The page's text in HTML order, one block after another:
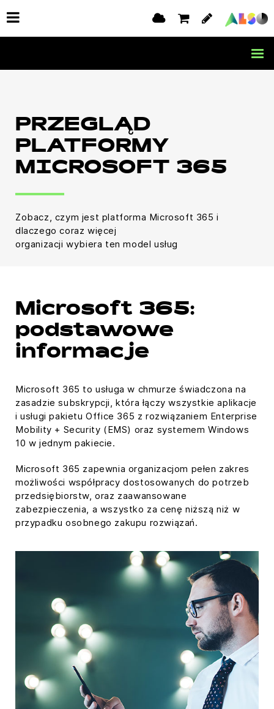
PRZEGLĄD
PLATFORMY
MICROSOFT 365
Zobacz, czym jest platforma Microsoft 365 i
dlaczego coraz więcej
organizacji wybiera ten model usług
Microsoft 365:
podstawowe
informacje
Microsoft 365 to usługa w chmurze świadczona na
zasadzie subskrypcji, która łączy wszystkie aplikacje
i usługi pakietu Office 365 z rozwiązaniem Enterprise
Mobility + Security (EMS) oraz systemem Windows
10 w jednym pakiecie.
Microsoft 365 zapewnia organizacjom pełen zakres
możliwości współpracy dostosowanych do potrzeb
przedsiębiorstw, oraz zaawansowane
zabezpieczenia, a wszystko za cenę niższą niż w
przypadku osobnego zakupu rozwiązań.